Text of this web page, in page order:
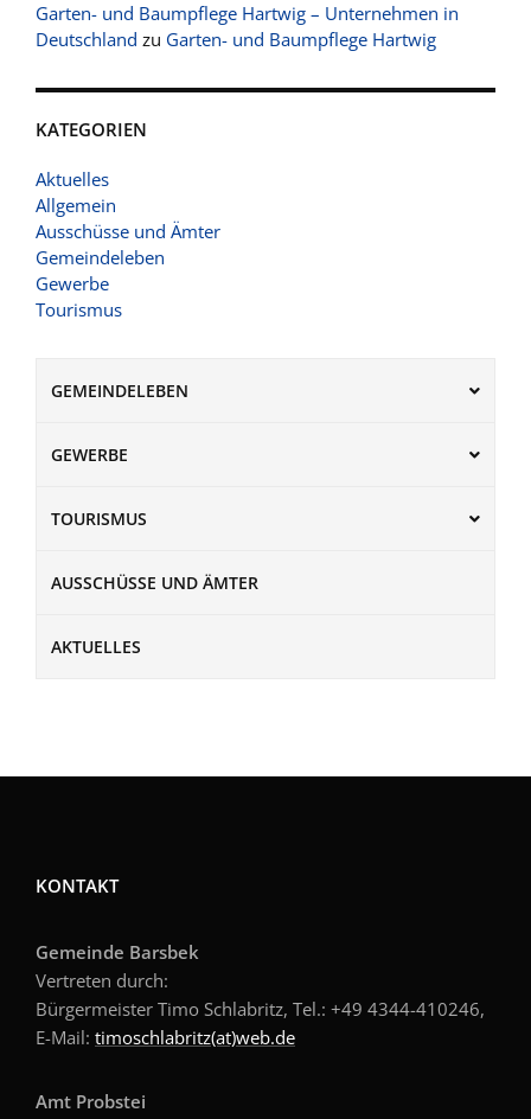
Garten- und Baumpflege Hartwig – Unternehmen in
Deutschland zu Garten- und Baumpflege Hartwig
KATEGORIEN
Aktuelles
Allgemein
Ausschüsse und Ämter
Gemeindeleben
Gewerbe
Tourismus
GEMEINDELEBEN
GEWERBE
TOURISMUS
AUSSCHÜSSE UND ÄMTER
AKTUELLES
KONTAKT
Gemeinde Barsbek
Vertreten durch:
Bürgermeister Timo Schlabritz, Tel.: +49 4344-410246,
E-Mail: timoschlabritz(at)web.de
Amt Probstei